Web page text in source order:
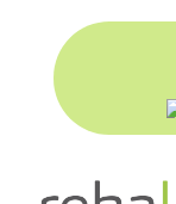
Hauptnavigation
springen
Inhalt
springen
Seitenspalte
springen
Fußzeile
springen